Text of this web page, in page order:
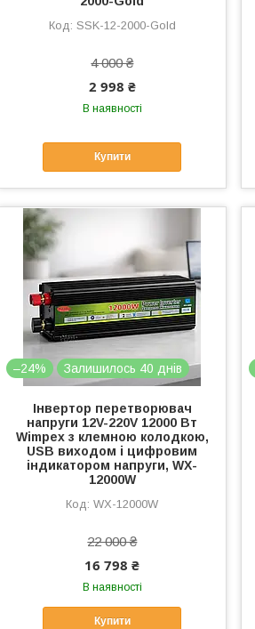
SSK-12-2000-Gold
4 000 ₴
2 998 ₴
В наявності
Купити
–24% Залишилось 40 днів
Інвертор перетворювач
напруги 12V-220V 12000 Вт
Wimpex з клемною колодкою,
USB виходом і цифровим
індикатором напруги, WX-
12000W
WX-12000W
22 000 ₴
16 798 ₴
В наявності
Купити